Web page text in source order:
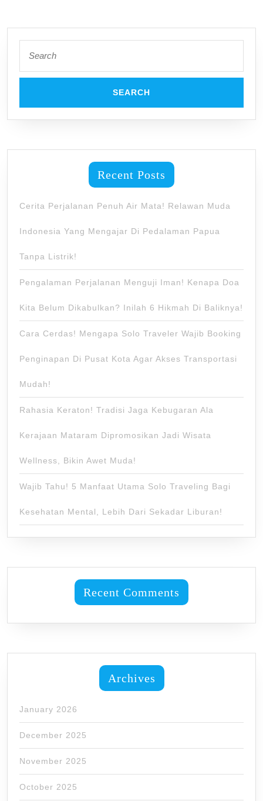
for:
Recent Posts
Cerita Perjalanan Penuh Air Mata! Relawan Muda
Indonesia Yang Mengajar Di Pedalaman Papua
Tanpa Listrik!
Pengalaman Perjalanan Menguji Iman! Kenapa Doa
Kita Belum Dikabulkan? Inilah 6 Hikmah Di Baliknya!
Cara Cerdas! Mengapa Solo Traveler Wajib Booking
Penginapan Di Pusat Kota Agar Akses Transportasi
Mudah!
Rahasia Keraton! Tradisi Jaga Kebugaran Ala
Kerajaan Mataram Dipromosikan Jadi Wisata
Wellness, Bikin Awet Muda!
Wajib Tahu! 5 Manfaat Utama Solo Traveling Bagi
Kesehatan Mental, Lebih Dari Sekadar Liburan!
Recent Comments
Archives
January 2026
December 2025
November 2025
October 2025